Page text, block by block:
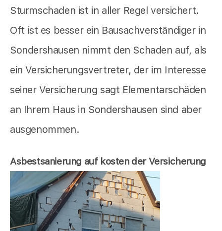
Sturmschaden ist in aller Regel versichert.
Oft ist es besser ein Bausachverständiger in
Sondershausen nimmt den Schaden auf, als
ein Versicherungsvertreter, der im Interesse
seiner Versicherung sagt Elementarschäden
an Ihrem Haus in Sondershausen sind aber
ausgenommen.
Asbestsanierung auf kosten der Versicherung